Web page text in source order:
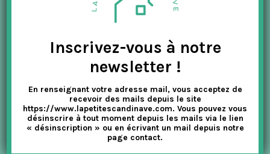
Inscrivez-vous à notre
newsletter !
En renseignant votre adresse mail, vous acceptez de
recevoir des mails depuis le site
https://www.lapetitescandinave.com. Vous pouvez vous
désinscrire à tout moment depuis les mails via le lien
« désinscription » ou en écrivant un mail depuis notre
page contact.